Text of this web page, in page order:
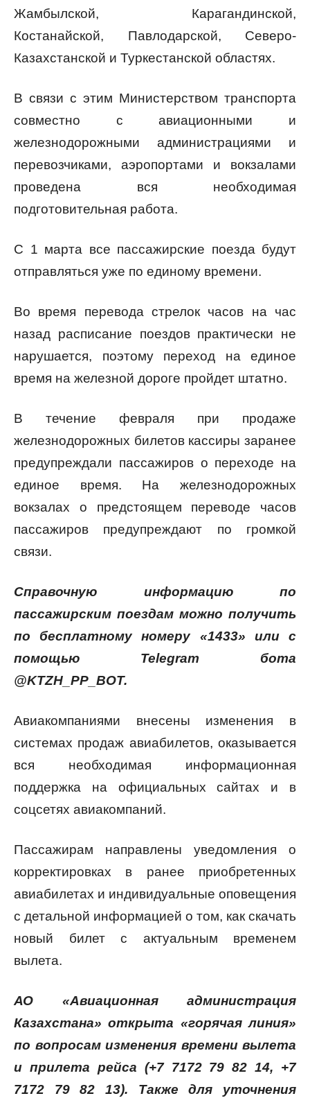
Жамбылской, Карагандинской,
Костанайской, Павлодарской, Северо-
Казахстанской и Туркестанской областях.
В связи с этим Министерством транспорта
совместно с авиационными и
железнодорожными администрациями и
перевозчиками, аэропортами и вокзалами
проведена вся необходимая
подготовительная работа.
С 1 марта все пассажирские поезда будут
отправляться уже по единому времени.
Во время перевода стрелок часов на час
назад расписание поездов практически не
нарушается, поэтому переход на единое
время на железной дороге пройдет штатно.
В течение февраля при продаже
железнодорожных билетов кассиры заранее
предупреждали пассажиров о переходе на
единое время. На железнодорожных
вокзалах о предстоящем переводе часов
пассажиров предупреждают по громкой
связи.
Справочную информацию по
пассажирским поездам можно получить
по бесплатному номеру «1433» или с
помощью Telegram бота
@KTZH_PP_BOT.
Авиакомпаниями внесены изменения в
системах продаж авиабилетов, оказывается
вся необходимая информационная
поддержка на официальных сайтах и в
соцсетях авиакомпаний.
Пассажирам направлены уведомления о
корректировках в ранее приобретенных
авиабилетах и индивидуальные оповещения
с детальной информацией о том, как скачать
новый билет с актуальным временем
вылета.
АО «Авиационная администрация
Казахстана» открыта «горячая линия»
по вопросам изменения времени вылета
и прилета рейса (+7 7172 79 82 14, +7
7172 79 82 13). Также для уточнения